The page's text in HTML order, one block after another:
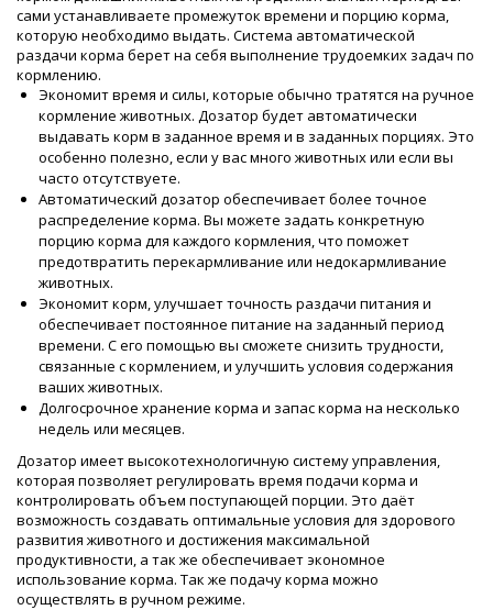
сами устанавливаете промежуток времени и порцию корма,
которую необходимо выдать. Система автоматической
раздачи корма берет на себя выполнение трудоемких задач по
кормлению.
Экономит время и силы, которые обычно тратятся на ручное
кормление животных. Дозатор будет автоматически
выдавать корм в заданное время и в заданных порциях. Это
особенно полезно, если у вас много животных или если вы
часто отсутствуете.
Автоматический дозатор обеспечивает более точное
распределение корма. Вы можете задать конкретную
порцию корма для каждого кормления, что поможет
предотвратить перекармливание или недокармливание
животных.
Экономит корм, улучшает точность раздачи питания и
обеспечивает постоянное питание на заданный период
времени. С его помощью вы сможете снизить трудности,
связанные с кормлением, и улучшить условия содержания
ваших животных.
Долгосрочное хранение корма и запас корма на несколько
недель или месяцев.
Дозатор имеет высокотехнологичную систему управления,
которая позволяет регулировать время подачи корма и
контролировать объем поступающей порции. Это даёт
возможность создавать оптимальные условия для здорового
развития животного и достижения максимальной
продуктивности, а так же обеспечивает экономное
использование корма. Так же подачу корма можно
осуществлять в ручном режиме.